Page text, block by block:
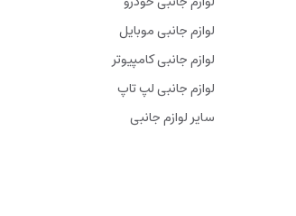
لوازم جانبی موبایل
لوازم جانبی کامپیوتر
لوازم جانبی لپ تاپ
سایر لوازم جانبی